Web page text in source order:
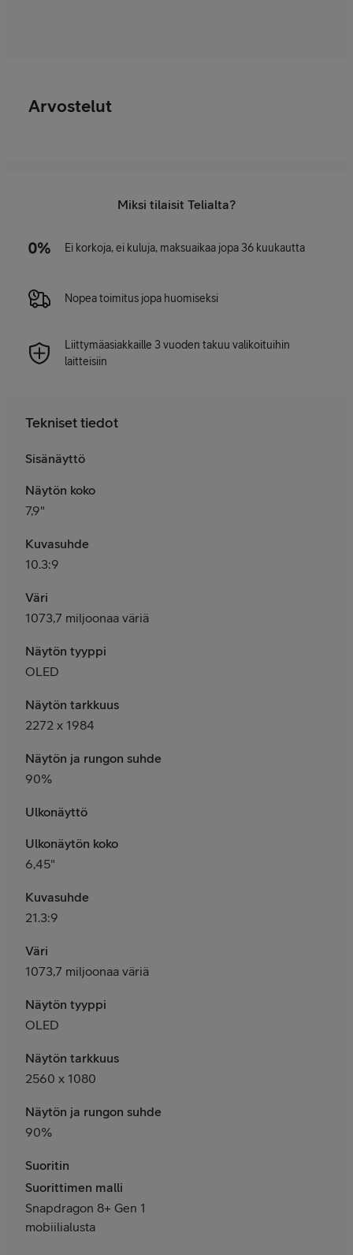
Arvostelut
Miksi tilaisit Telialta?
Ei korkoja, ei kuluja, maksuaikaa jopa 36 kuukautta
Nopea toimitus jopa huomiseksi
Liittymäasiakkaille 3 vuoden takuu valikoituihin
laitteisiin
Tekniset tiedot
Sisänäyttö
Näytön koko
7,9"
Kuvasuhde
10.3:9
Väri
1073,7 miljoonaa väriä
Näytön tyyppi
OLED
Näytön tarkkuus
2272 x 1984
Näytön ja rungon suhde
90%
Ulkonäyttö
Ulkonäytön koko
6,45"
Kuvasuhde
21.3:9
Väri
1073,7 miljoonaa väriä
Näytön tyyppi
OLED
Näytön tarkkuus
2560 x 1080
Näytön ja rungon suhde
90%
Suoritin
Suorittimen malli
Snapdragon 8+ Gen 1
mobiilialusta